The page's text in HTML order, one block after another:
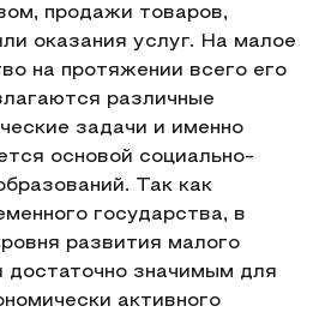
продажи товаров,
оказания услуг. На малое
на протяжении всего его
различные
задачи и именно
основой социально-
Так как
государства, в
развития малого
достаточно значимым для
активного